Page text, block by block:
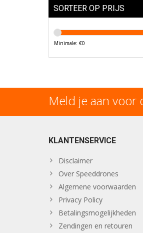
SORTEER OP PRIJS
Minimale: €0
Meld je aan voor
KLANTENSERVICE
Disclaimer
Over Speeddrones
Algemene voorwaarden
Privacy Policy
Betalingsmogelijkheden
Zendingen en retouren